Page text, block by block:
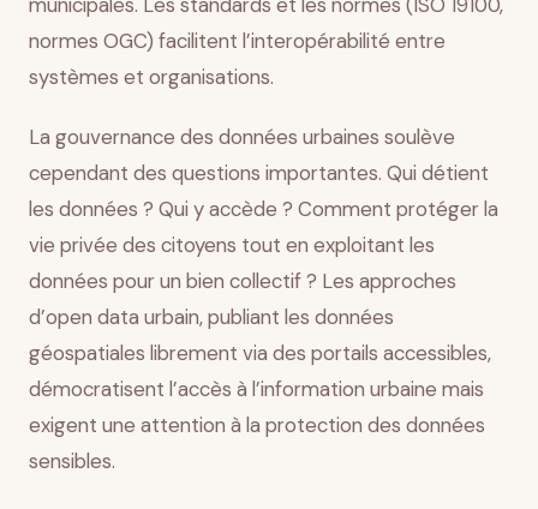
normes OGC) facilitent l’interopérabilité entre
systèmes et organisations.
La gouvernance des données urbaines soulève
cependant des questions importantes. Qui détient
les données ? Qui y accède ? Comment protéger la
vie privée des citoyens tout en exploitant les
données pour un bien collectif ? Les approches
d’open data urbain, publiant les données
géospatiales librement via des portails accessibles,
démocratisent l’accès à l’information urbaine mais
exigent une attention à la protection des données
sensibles.